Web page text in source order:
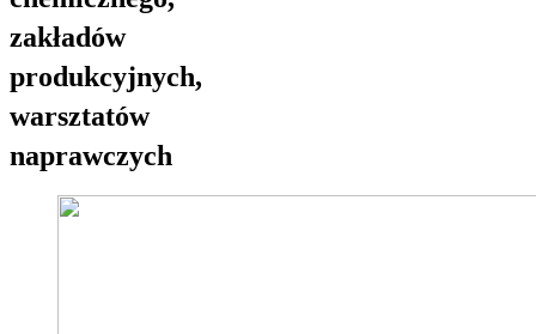
zakładów
produkcyjnych,
warsztatów
naprawczych